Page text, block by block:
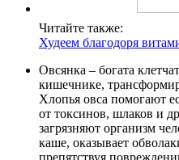
Читайте также:
Худеем благодоря
Овсянка – богата
кишечнике,
Хлопья овса помогают
от токсинов, шлаков и
загрязняют организм
каше, оказывает
препятствуя